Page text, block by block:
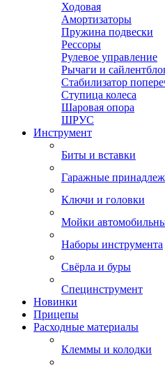
Ходовая
Амортизаторы
Пружина подвески
Рессоры
Рулевое управление
Рычаги и
Стабилизатор
Ступица колеса
Шаровая опора
ШРУС
Инструмент
Биты и вставки
Гаражные
Ключи и головки
Мойки
Наборы инструмента
Свёрла и буры
Специнструмент
Новинки
Прицепы
Расходные материалы
Клеммы и колодки